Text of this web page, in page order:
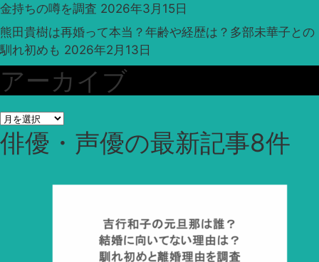
金持ちの噂を調査 2026年3月15日
熊田貴樹は再婚って本当？年齢や経歴は？多部未華子との
馴れ初めも 2026年2月13日
アーカイブ
ア
ー
カ
俳優・声優の最新記事8件